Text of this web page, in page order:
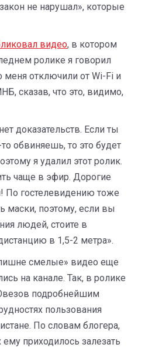
не нарушал», которые
видео, в котором
ролике я говорил
меня отключили от Wi-Fi и
сказав, что это, видимо,
доказательств. Если ты
обвиняешь, то это будет
я удалил этот ролик.
чаще в эфир. Дорогие
По гостелевидению тоже
маски, поэтому, если вы
людей, стоите в
в 1,5-2 метра».
смелые» видео еще
на канале. Так, в ролике
подробнейшим
пользования
По словам блогера,
приходилось залезать